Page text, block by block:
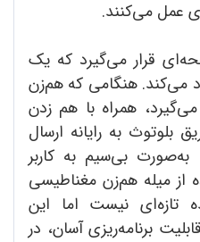
عمل می‌کنند.
قرار می‌گیرد که یک
می‌کند. هنگامی که هم‌زن
همراه با هم زدن
بلوتوث به رایانه ارسال
بی‌سیم به کاربر
از میله هم‌زن مغناطیسی
تازه‌ای نیست اما این
برنامه‌ریزی آسان، در